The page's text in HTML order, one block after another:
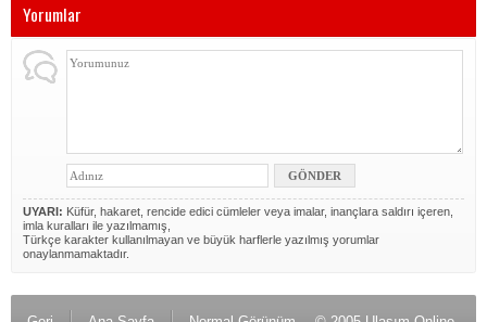
Yorumlar
UYARI: Küfür, hakaret, rencide edici cümleler veya imalar, inançlara saldırı içeren,
imla kuralları ile yazılmamış,
Türkçe karakter kullanılmayan ve büyük harflerle yazılmış yorumlar
onaylanmamaktadır.